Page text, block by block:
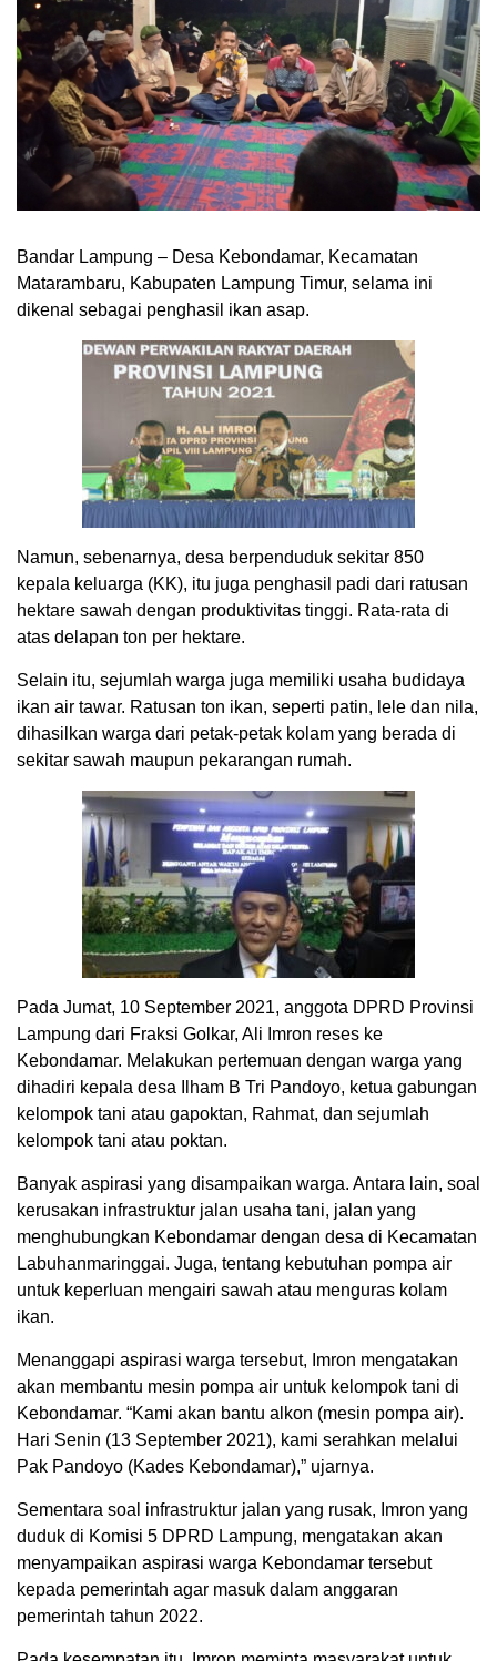
Bandar Lampung – Desa Kebondamar, Kecamatan
Matarambaru, Kabupaten Lampung Timur, selama ini
dikenal sebagai penghasil ikan asap.
Namun, sebenarnya, desa berpenduduk sekitar 850
kepala keluarga (KK), itu juga penghasil padi dari ratusan
hektare sawah dengan produktivitas tinggi. Rata-rata di
atas delapan ton per hektare.
Selain itu, sejumlah warga juga memiliki usaha budidaya
ikan air tawar. Ratusan ton ikan, seperti patin, lele dan nila,
dihasilkan warga dari petak-petak kolam yang berada di
sekitar sawah maupun pekarangan rumah.
Pada Jumat, 10 September 2021, anggota DPRD Provinsi
Lampung dari Fraksi Golkar, Ali Imron reses ke
Kebondamar. Melakukan pertemuan dengan warga yang
dihadiri kepala desa Ilham B Tri Pandoyo, ketua gabungan
kelompok tani atau gapoktan, Rahmat, dan sejumlah
kelompok tani atau poktan.
Banyak aspirasi yang disampaikan warga. Antara lain, soal
kerusakan infrastruktur jalan usaha tani, jalan yang
menghubungkan Kebondamar dengan desa di Kecamatan
Labuhanmaringgai. Juga, tentang kebutuhan pompa air
untuk keperluan mengairi sawah atau menguras kolam
ikan.
Menanggapi aspirasi warga tersebut, Imron mengatakan
akan membantu mesin pompa air untuk kelompok tani di
Kebondamar. “Kami akan bantu alkon (mesin pompa air).
Hari Senin (13 September 2021), kami serahkan melalui
Pak Pandoyo (Kades Kebondamar),” ujarnya.
Sementara soal infrastruktur jalan yang rusak, Imron yang
duduk di Komisi 5 DPRD Lampung, mengatakan akan
menyampaikan aspirasi warga Kebondamar tersebut
kepada pemerintah agar masuk dalam anggaran
pemerintah tahun 2022.